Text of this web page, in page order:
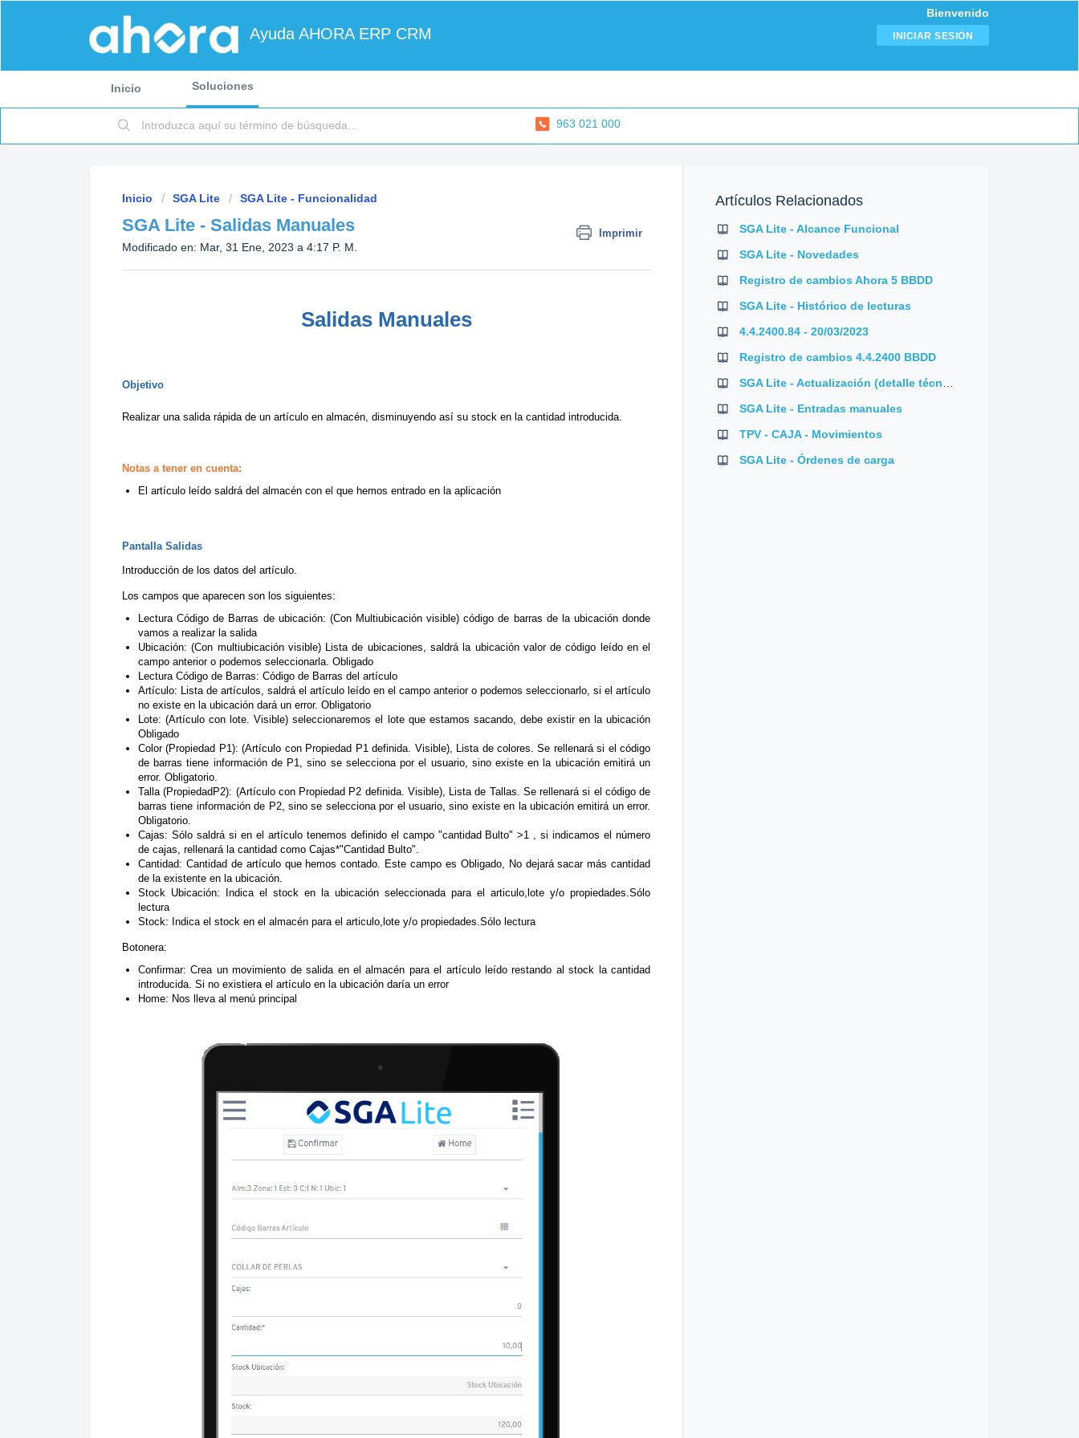
Ayuda AHORA ERP CRM
Bienvenido
INICIAR SESIÓN
Inicio Soluciones
963 021 000
Inicio SGA Lite SGA Lite - Funcionalidad
SGA Lite - Salidas Manuales Imprimir
Modificado en: Mar, 31 Ene, 2023 a 4:17 P. M.
Salidas Manuales
Objetivo
Realizar una salida rápida de un artículo en almacén, disminuyendo así su stock en la cantidad introducida.
Notas a tener en cuenta:
El artículo leído saldrá del almacén con el que hemos entrado en la aplicación
Pantalla Salidas
Introducción de los datos del artículo.
Los campos que aparecen son los siguientes:
Lectura Código de Barras de ubicación: (Con Multiubicación visible) código de barras de la ubicación donde
vamos a realizar la salida
Ubicación: (Con multiubicación visible) Lista de ubicaciones, saldrá la ubicación valor de código leído en el
campo anterior o podemos seleccionarla. Obligado
Lectura Código de Barras: Código de Barras del artículo
Artículo: Lista de artículos, saldrá el artículo leído en el campo anterior o podemos seleccionarlo, si el artículo
no existe en la ubicación dará un error. Obligatorio
Lote: (Artículo con lote. Visible) seleccionaremos el lote que estamos sacando, debe existir en la ubicación
Obligado
Color (Propiedad P1): (Artículo con Propiedad P1 definida. Visible), Lista de colores. Se rellenará si el código
de barras tiene información de P1, sino se selecciona por el usuario, sino existe en la ubicación emitirá un
error. Obligatorio.
Talla (PropiedadP2): (Artículo con Propiedad P2 definida. Visible), Lista de Tallas. Se rellenará si el código de
barras tiene información de P2, sino se selecciona por el usuario, sino existe en la ubicación emitirá un error.
Obligatorio.
Cajas: Sólo saldrá si en el artículo tenemos definido el campo "cantidad Bulto" >1 , si indicamos el número
de cajas, rellenará la cantidad como Cajas*"Cantidad Bulto".
Cantidad: Cantidad de artículo que hemos contado. Este campo es Obligado, No dejará sacar más cantidad
de la existente en la ubicación.
Stock Ubicación: Indica el stock en la ubicación seleccionada para el articulo,lote y/o propiedades.Sólo
lectura
Stock: Indica el stock en el almacén para el articulo,lote y/o propiedades.Sólo lectura
Botonera:
Confirmar: Crea un movimiento de salida en el almacén para el artículo leído restando al stock la cantidad
introducida. Si no existiera el artículo en la ubicación daría un error
Home: Nos lleva al menú principal
Artículos Relacionados
SGA Lite - Alcance Funcional
SGA Lite - Novedades
Registro de cambios Ahora 5 BBDD
SGA Lite - Histórico de lecturas
4.4.2400.84 - 20/03/2023
Registro de cambios 4.4.2400 BBDD
SGA Lite - Entradas manuales
TPV - CAJA - Movimientos
SGA Lite - Órdenes de carga